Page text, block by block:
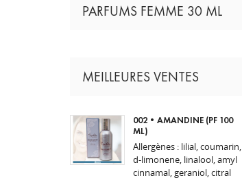
PARFUMS FEMME 30 ML
MEILLEURES VENTES
002•AMANDINE (PF 100
ML)
Allergènes : lilial, coumarin,
d-limonene, linalool, amyl
cinnamal, geraniol, citral